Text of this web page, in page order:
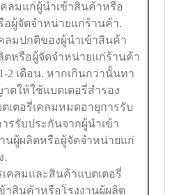
คลมแก่ผู้นำเข้าสินค้าหรือ
อผู้จัดจำหน่ายแก่ร้านค้า.
คลมปกติของผู้นำเข้าสินค้า
ตหรือผู้จัดจำหน่ายแก่ร้านค้า
2 เดือน. หากเกินกว่านั้นทา
ตให้ใช้แบตเตอรี่สำรอง
เตอรี่เคลมหมดอายุการรับ
รรับประกันจากผู้นำเข้า
นผู้ผลิตหรือผู้จัดจำหน่ายแก่
.
เคลมและสินค้าแบตเตอรี่
าสินค้าหรือโรงงานผู้ผลิต